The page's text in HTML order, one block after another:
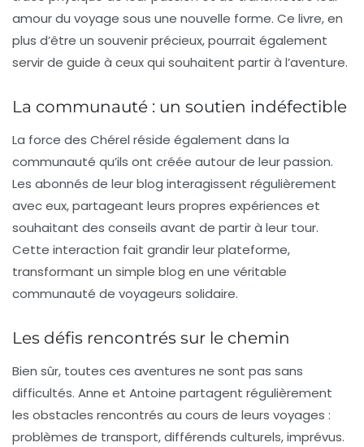
amour du voyage sous une nouvelle forme. Ce livre, en
plus d’être un souvenir précieux, pourrait également
servir de guide à ceux qui souhaitent partir à l’aventure.
La communauté : un soutien indéfectible
La force des Chérel réside également dans la
communauté qu’ils ont créée autour de leur passion.
Les abonnés de leur blog interagissent régulièrement
avec eux, partageant leurs propres expériences et
souhaitant des conseils avant de partir à leur tour.
Cette interaction fait grandir leur plateforme,
transformant un simple blog en une véritable
communauté de voyageurs solidaire.
Les défis rencontrés sur le chemin
Bien sûr, toutes ces aventures ne sont pas sans
difficultés. Anne et Antoine partagent régulièrement
les obstacles rencontrés au cours de leurs voyages :
problèmes de transport, différends culturels, imprévus.